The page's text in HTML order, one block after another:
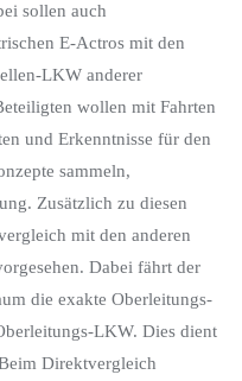
sollen auch
E-Actros mit den
LKW anderer
wollen mit Fahrten
und Erkenntnisse für den
sammeln,
Zusätzlich zu diesen
mit den anderen
Dabei fährt der
die exakte Oberleitungs-
LKW. Dies dient
Direktvergleich